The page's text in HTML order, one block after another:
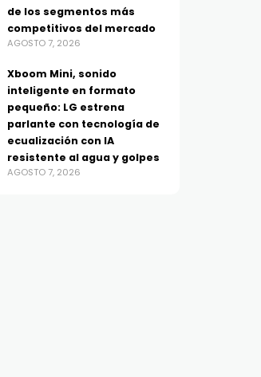
de los segmentos más
competitivos del mercado
AGOSTO 7, 2026
Xboom Mini, sonido
inteligente en formato
pequeño: LG estrena
parlante con tecnología de
ecualización con IA
resistente al agua y golpes
AGOSTO 7, 2026